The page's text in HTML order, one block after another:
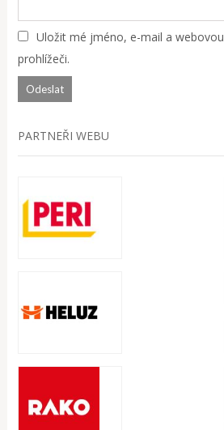
Uložit mé jméno, e-mail a
prohlížeči.
PARTNEŘI WEBU